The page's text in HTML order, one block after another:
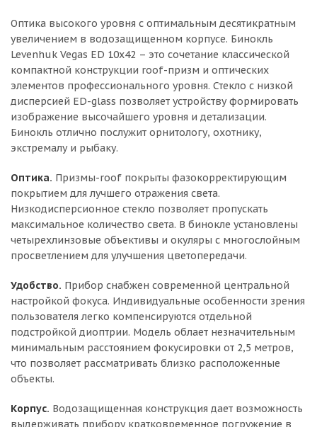
Оптика высокого уровня с оптимальным десятикратным
увеличением в водозащищенном корпусе. Бинокль
Levenhuk Vegas ED 10x42 – это сочетание классической
компактной конструкции roof-призм и оптических
элементов профессионального уровня. Стекло с низкой
дисперсией ED-glass позволяет устройству формировать
изображение высочайшего уровня и детализации.
Бинокль отлично послужит орнитологу, охотнику,
экстремалу и рыбаку.
Оптика. Призмы-roof покрыты фазокорректирующим
покрытием для лучшего отражения света.
Низкодисперсионное стекло позволяет пропускать
максимальное количество света. В бинокле установлены
четырехлинзовые объективы и окуляры с многослойным
просветлением для улучшения цветопередачи.
Удобство. Прибор снабжен современной центральной
настройкой фокуса. Индивидуальные особенности зрения
пользователя легко компенсируются отдельной
подстройкой диоптрии. Модель облает незначительным
минимальным расстоянием фокусировки от 2,5 метров,
что позволяет рассматривать близко расположенные
объекты.
Корпус. Водозащищенная конструкция дает возможность
выдерживать прибору кратковременное погружение в